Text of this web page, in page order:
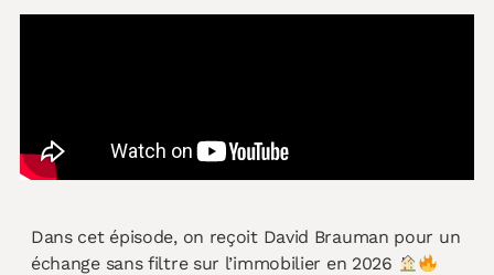
Dans cet épisode, on reçoit David Brauman pour un
échange sans filtre sur l’immobilier en 2026